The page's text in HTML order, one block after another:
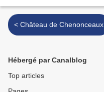
< Château de Chenonceaux
Hébergé par Canalblog
Top articles